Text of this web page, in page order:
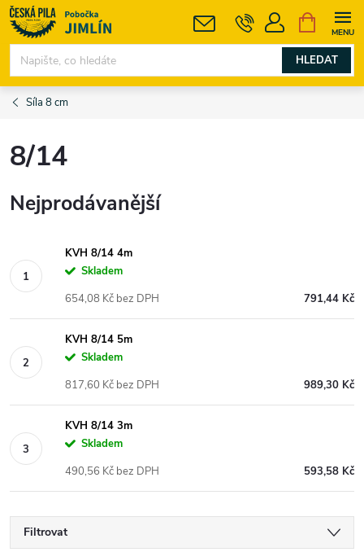
Přejít
na
obsah
HLEDAT
NÁKUPNÍ
KOŠÍK
Síla 8 cm
8/14
Nejprodávanější
KVH 8/14 4m
Skladem
791,44 Kč
654,08 Kč bez DPH
KVH 8/14 5m
Skladem
989,30 Kč
817,60 Kč bez DPH
KVH 8/14 3m
Skladem
593,58 Kč
490,56 Kč bez DPH
Filtrovat